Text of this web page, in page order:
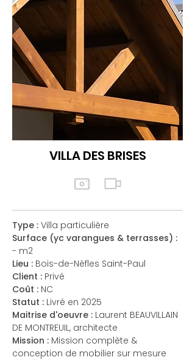
VILLA DES BRISES
Type : Villa particulière
Surface (yc varangues & terrasses) :
- m2
Lieu : Bois-de-Nèfles Saint-Paul
Client : Privé
Coût : NC
Statut : Livré en 2025
Maitrise d'oeuvre : Laurent BEAUVILLAIN
DE MONTREUIL, architecte
Mission : Mission complète &
conception de mobilier sur mesure